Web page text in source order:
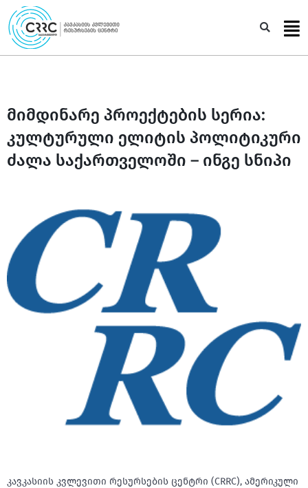
Skip
to
content
მიმდინარე პროექტების სერია:
კულტურული ელიტის პოლიტიკური
ძალა საქართველოში – ინგე სნიპი
კავკასიის კვლევითი რესურსების ცენტრი (CRRC), ამერიკული